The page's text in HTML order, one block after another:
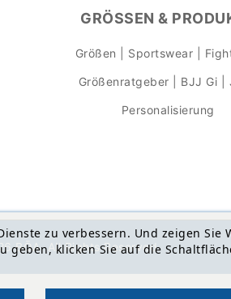
GRÖSSEN &
Größen | Sportswear |
Größenratgeber | BJJ Gi |
Personalisierung
zu verbessern. Und zeigen
klicken Sie auf die
BŌA. All Rights Reserved.